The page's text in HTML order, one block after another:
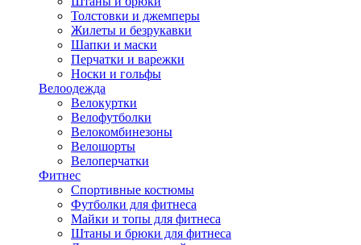
Толстовки и джемперы
Жилеты и безрукавки
Шапки и маски
Перчатки и варежки
Носки и гольфы
Велоодежда
Велокуртки
Велофутболки
Велокомбинезоны
Велошорты
Велоперчатки
Фитнес
Спортивные костюмы
Футболки для фитнеса
Майки и топы для фитнеса
Штаны и брюки для фитнеса